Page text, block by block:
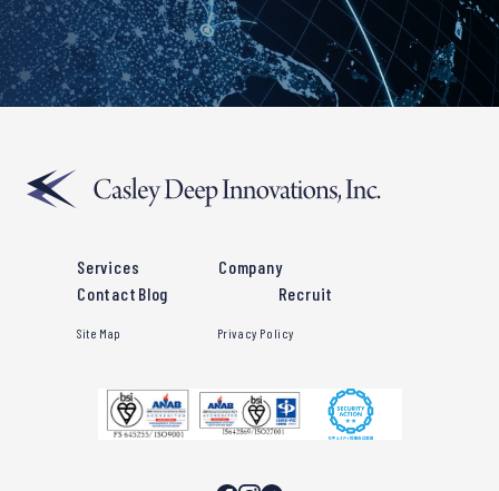
Services
Company
Contact Blog Recruit
Site Map Privacy Policy